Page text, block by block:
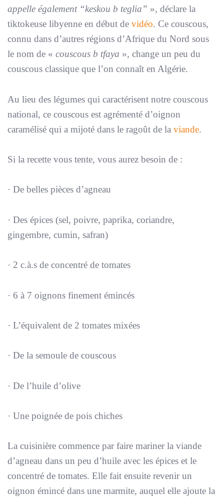
appelle également “keskou b teglia” », déclare la
tiktokeuse libyenne en début de vidéo. Ce couscous,
connu dans d’autres régions d’Afrique du Nord sous
le nom de « couscous b tfaya », change un peu du
couscous classique que l’on connaît en Algérie.
Au lieu des légumes qui caractérisent notre couscous
national, ce couscous est agrémenté d’oignon
caramélisé qui a mijoté dans le ragoût de la viande.
Si la recette vous tente, vous aurez besoin de :
· De belles pièces d’agneau
· Des épices (sel, poivre, paprika, coriandre,
gingembre, cumin, safran)
· 2 c.à.s de concentré de tomates
· 6 à 7 oignons finement émincés
· L’équivalent de 2 tomates mixées
· De la semoule de couscous
· De l’huile d’olive
· Une poignée de pois chiches
La cuisinière commence par faire mariner la viande
d’agneau dans un peu d’huile avec les épices et le
concentré de tomates. Elle fait ensuite revenir un
oignon émincé dans une marmite, auquel elle ajoute la